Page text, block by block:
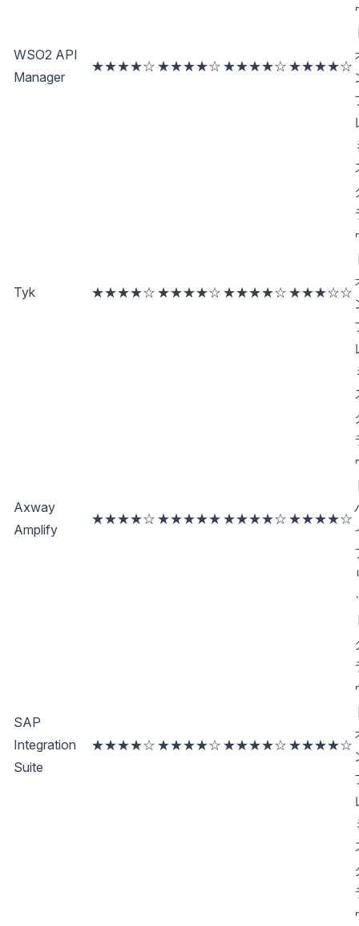
WSO2 API
Manager
★★★★☆ ★★★★☆ ★★★★☆ ★★★★☆
Tyk ★★★★☆ ★★★★☆ ★★★★☆ ★★★☆☆
Axway
Amplify
★★★★☆ ★★★★★ ★★★★☆ ★★★★☆
SAP
Integration
Suite
★★★★☆ ★★★★☆ ★★★★☆ ★★★★☆